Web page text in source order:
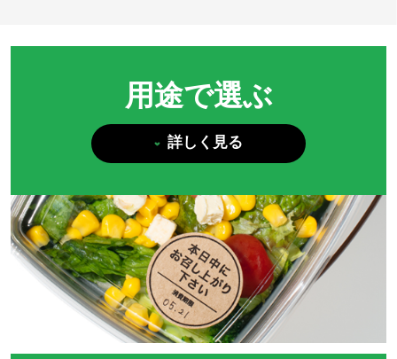
用途で選ぶ
詳しく見る